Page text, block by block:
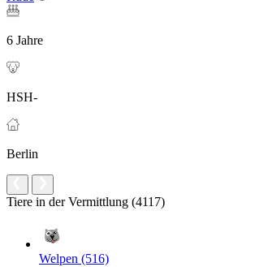
6 Jahre
HSH-
Berlin
Tiere in der Vermittlung (4117)
Welpen (516)